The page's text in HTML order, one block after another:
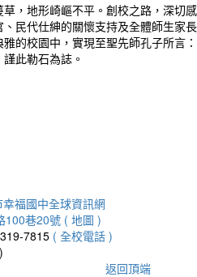
，地形崎嶇不平。創校之路，深切
民代仕紳的關懷支持及全體師生家
的校園中，實現至聖先師孔子所言
此勒石為誌。
福國中全球資訊網
100巷20號 ( 地圖 )
7815 ( 全校電話 )
)
返回頂端